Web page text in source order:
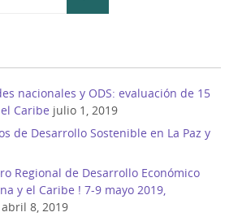
nacionales y ODS: evaluación de 15
Caribe julio 1, 2019
de Desarrollo Sostenible en La Paz y
Regional de Desarrollo Económico
y el Caribe ! 7-9 mayo 2019,
abril 8, 2019